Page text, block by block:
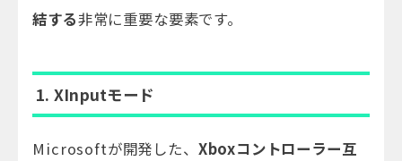
結する非常に重要な要素です。
1. XInputモード
Microsoftが開発した、 Xboxコントローラー互